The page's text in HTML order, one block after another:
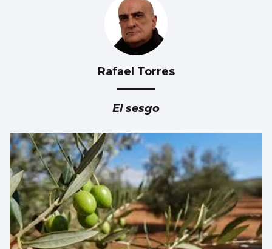
AVALANCHA EN LA FRONTERA
Marlaska insiste: “No hubo ni informe ni
Rafael Torres
El sesgo